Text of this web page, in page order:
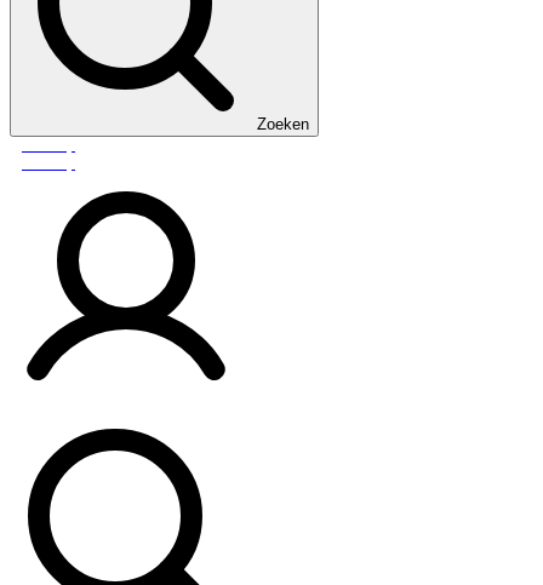
Zoeken